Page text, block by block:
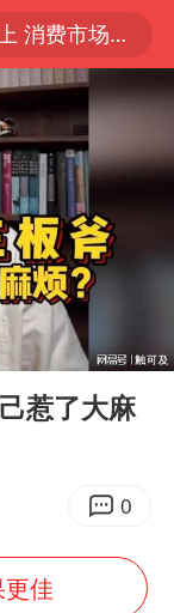
夏日经济乘热而上 消费市场向新而行
以拒绝“和平委员会”的加沙和平计划
上门女婿出轨女邻居多年被判重婚罪
国足U17与阿森纳决赛取消 并列冠军
“菜篮子”
04:46
惹了大麻
0
佳